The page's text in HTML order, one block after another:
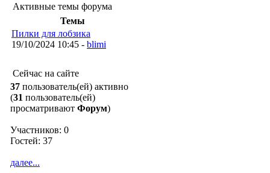
Активные темы форума
Темы
Пилки для лобзика
19/10/2024 10:45 - blimi
Сейчас на сайте
37 пользователь(ей) активно
(31 пользователь(ей)
просматривают Форум)
Участников: 0
Гостей: 37
далее...